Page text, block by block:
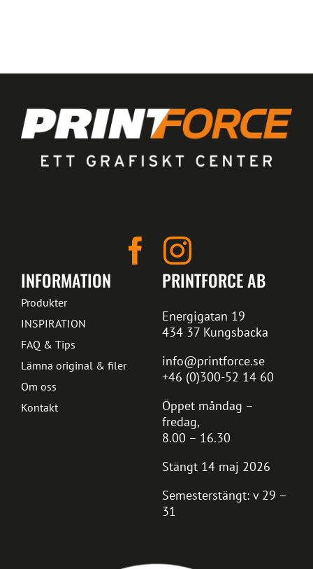
PRINTFORCE AB
Energigatan 19
434 37 Kungsbacka
info@printforce.se
+46 (0)300-52 14 60
Öppet måndag –
fredag,
8.00 – 16.30
Stängt 14 maj 2026
Semesterstängt: v 29 –
31
INFORMATION
Produkter
INSPIRATION
FAQ & Tips
Lämna original & filer
Om oss
Kontakt